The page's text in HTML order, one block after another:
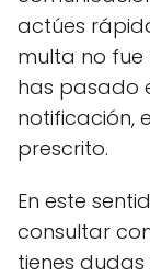
actúes
multa no
has pasado
notificación,
prescrito.
En este
consultar
tienes